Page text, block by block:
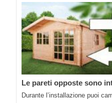
Le pareti opposte sono
Durante l’installazione puoi